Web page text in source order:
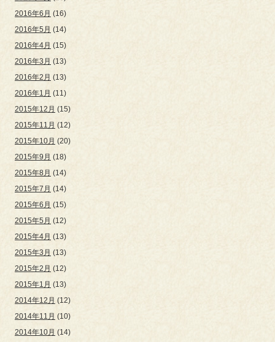
2016年6月 (16)
2016年5月 (14)
2016年4月 (15)
2016年3月 (13)
2016年2月 (13)
2016年1月 (11)
2015年12月 (15)
2015年11月 (12)
2015年10月 (20)
2015年9月 (18)
2015年8月 (14)
2015年7月 (14)
2015年6月 (15)
2015年5月 (12)
2015年4月 (13)
2015年3月 (13)
2015年2月 (12)
2015年1月 (13)
2014年12月 (12)
2014年11月 (10)
2014年10月 (14)